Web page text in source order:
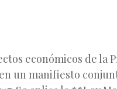
económicos de la
un manifiesto